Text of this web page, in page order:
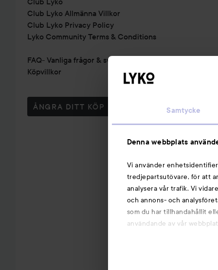
Samtycke
Denna webbplats
Vi använder
tredjepartsutövare, för att
analysera vår trafik. Vi
och annons- och
som du har tillhandahållit
användande av vår
Club Lyko Allmänna Villkor
Club Lyko Privacy Policy
Lyko Community Terms & Conditions
FAQ- Vanliga frågor & svar
Köpvillkor
ÅNGRA DITT KÖP